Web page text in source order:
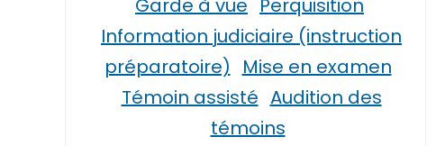
Garde à vue Perquisition
Information judiciaire (instruction
préparatoire)
Mise en examen
Témoin assisté Audition des
témoins